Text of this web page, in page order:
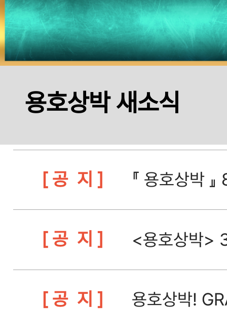
[가이드][용
[공지]『 용호
완료 안내
용호상박 새소식
[ 공 지 ] 『 용호상박
[ 공 지 ] <용호상박>
[ 공 지 ] 용호상박!